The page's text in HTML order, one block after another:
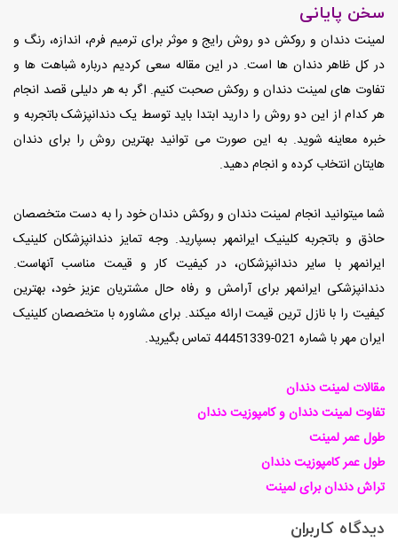
سخن پایانی
لمینت دندان و روکش دو روش رایج و موثر برای ترمیم فرم، اندازه، رنگ و
در کل ظاهر دندان ها است. در این مقاله سعی کردیم درباره شباهت ها و
تفاوت های لمینت دندان و روکش صحبت کنیم. اگر به هر دلیلی قصد انجام
هر کدام از این دو روش را دارید ابتدا باید توسط یک دندانپزشک باتجربه و
خبره معاینه شوید. به این صورت می توانید بهترین روش را برای دندان
هایتان انتخاب کرده و انجام دهید.
شما میتوانید انجام لمینت دندان و روکش دندان خود را به دست متخصصان
حاذق و باتجربه کلینیک ایرانمهر بسپارید. وجه تمایز دندانپزشکان کلینیک
ایرانمهر با سایر دندانپزشکان، در کیفیت کار و قیمت مناسب آنهاست.
دندانپزشکی ایرانمهر برای آرامش و رفاه حال مشتریان عزیز خود، بهترین
کیفیت را با نازل ترین قیمت ارائه میکند. برای مشاوره با متخصصان کلینیک
ایران مهر با شماره 021-44451339 تماس بگیرید.
مقالات لمینت دندان
تفاوت لمینت دندان و کامپوزیت دندان
طول عمر لمینت
طول عمر کامپوزیت دندان
تراش دندان برای لمینت
دیدگاه کاربران